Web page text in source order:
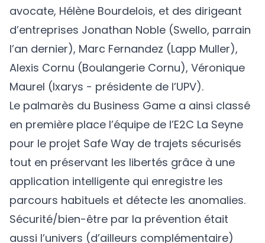
avocate, Hélène Bourdelois, et des dirigeant
d’entreprises Jonathan Noble (Swello, parrain
l’an dernier), Marc Fernandez (Lapp Muller),
Alexis Cornu (Boulangerie Cornu), Véronique
Maurel (Ixarys - présidente de l’UPV).
Le palmarès du Business Game a ainsi classé
en première place l’équipe de l’E2C La Seyne
pour le projet Safe Way de trajets sécurisés
tout en préservant les libertés grâce à une
application intelligente qui enregistre les
parcours habituels et détecte les anomalies.
Sécurité/bien-être par la prévention était
aussi l’univers (d’ailleurs complémentaire)